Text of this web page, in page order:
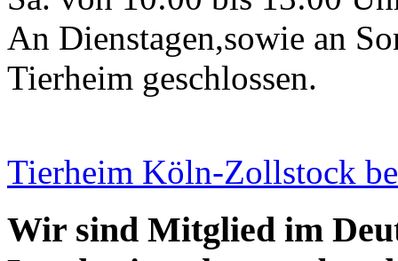
An Dienstagen,sowie an
Tierheim geschlossen.
Tierheim Köln-Zollstock
Wir sind Mitglied im